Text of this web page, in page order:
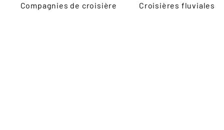
Compagnies de croisière Croisières fluviales